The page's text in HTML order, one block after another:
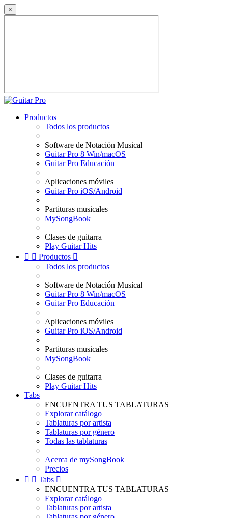
×
Productos
Todos los productos
Software de Notación Musical
Guitar Pro 8 Win/macOS
Guitar Pro Educación
Aplicaciones móviles
Guitar Pro iOS/Android
Partituras musicales
MySongBook
Clases de guitarra
Play Guitar Hits
  Productos 
Todos los productos
Software de Notación Musical
Guitar Pro 8 Win/macOS
Guitar Pro Educación
Aplicaciones móviles
Guitar Pro iOS/Android
Partituras musicales
MySongBook
Clases de guitarra
Play Guitar Hits
Tabs
ENCUENTRA TUS TABLATURAS
Explorar catálogo
Tablaturas por artista
Tablaturas por género
Todas las tablaturas
Acerca de mySongBook
Precios
  Tabs 
ENCUENTRA TUS TABLATURAS
Explorar catálogo
Tablaturas por artista